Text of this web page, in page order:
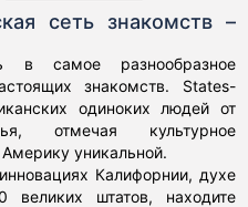
сеть знакомств –
в самое разнообразное
знакомств. States-
одиноких людей от
отмечая культурное
уникальной.
Калифорнии, духе
штатов, находите